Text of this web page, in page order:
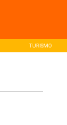
TURISMO